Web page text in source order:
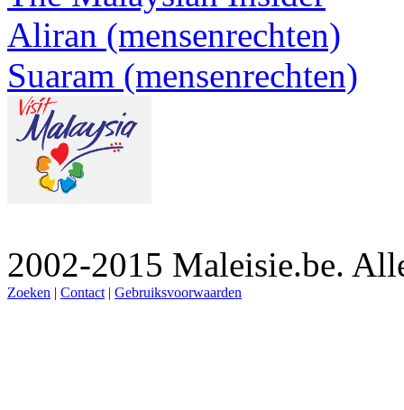
Aliran (mensenrechten)
Suaram (mensenrechten)
2002-2015 Maleisie.be.
Zoeken | Contact | Gebruiksvoorwaarden